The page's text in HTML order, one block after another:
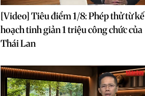
[Video] Tiêu điểm 1/8: Phép thử từ kế
hoạch tinh giản 1 triệu công chức của
Thái Lan